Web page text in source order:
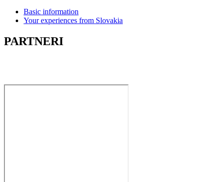
Basic information
Your experiences from Slovakia
PARTNERI